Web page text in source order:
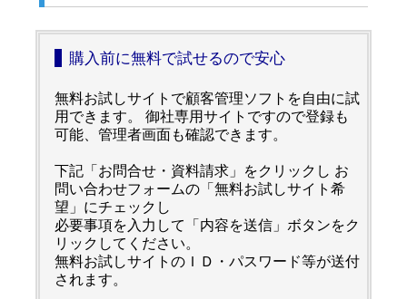
購入前に無料で試せるので安心
無料お試しサイトで顧客管理ソフトを自由に試
用できます。 御社専用サイトですので登録も
可能、管理者画面も確認できます。
下記「お問合せ・資料請求」をクリックし お
問い合わせフォームの「無料お試しサイト希
望」にチェックし
必要事項を入力して「内容を送信」ボタンをク
リックしてください。
無料お試しサイトのＩＤ・パスワード等が送付
されます。